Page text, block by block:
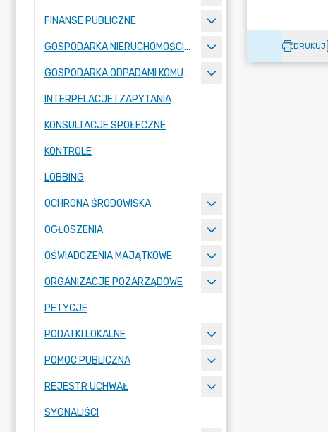
FINANSE PUBLICZNE
GOSPODARKA NIERUCHOMOŚCIAMI
GOSPODARKA ODPADAMI KOMUNALNYMI
INTERPELACJE I ZAPYTANIA
KONSULTACJE SPOŁECZNE
KONTROLE
LOBBING
OCHRONA ŚRODOWISKA
OGŁOSZENIA
OŚWIADCZENIA MAJĄTKOWE
ORGANIZACJE POZARZĄDOWE
PETYCJE
PODATKI LOKALNE
POMOC PUBLICZNA
REJESTR UCHWAŁ
SYGNALIŚCI
DRUKUJ